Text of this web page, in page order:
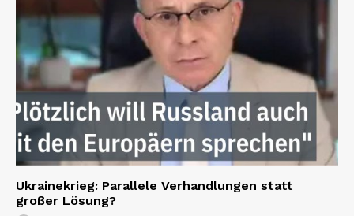
Ukrainekrieg: Parallele Verhandlungen statt
großer Lösung?